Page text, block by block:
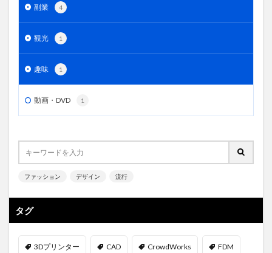
副業 4
観光 1
趣味 1
動画・DVD 1
ファッション デザイン 流行
タグ
3Dプリンター CAD CrowdWorks FDM